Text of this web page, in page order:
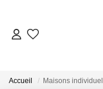
Accueil Maisons